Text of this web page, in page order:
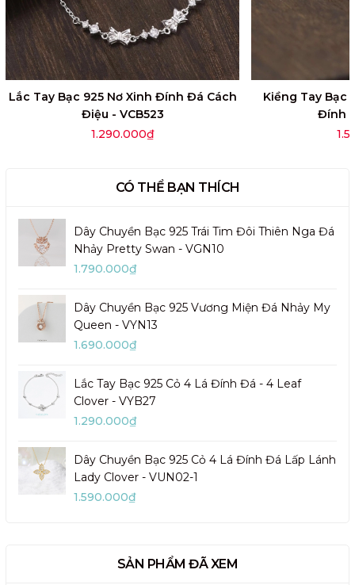
Lắc Tay Bạc 925 Nơ Xinh Đính Đá Cách
Điệu - VCB523
1.290.000₫
Kiềng Tay Bạc
Đính
CÓ THỂ BẠN THÍCH
Dây Chuyền Bạc 925 Trái Tim Đôi Thiên Nga Đá
Nhảy Pretty Swan - VGN10
1.790.000₫
Dây Chuyền Bạc 925 Vương Miện Đá Nhảy My
Queen - VYN13
1.690.000₫
Lắc Tay Bạc 925 Cỏ 4 Lá Đính Đá - 4 Leaf
Clover - VYB27
1.290.000₫
Dây Chuyền Bạc 925 Cỏ 4 Lá Đính Đá Lấp Lánh
Lady Clover - VUN02-1
1.590.000₫
SẢN PHẨM ĐÃ XEM